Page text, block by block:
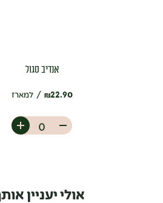
אנדיב סגול
₪22.90 למארז
אולי יעניין